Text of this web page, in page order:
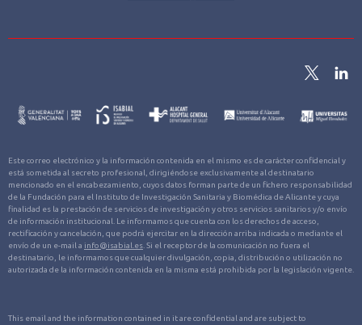
Este correo electrónico y la información contenida en el mismo es de carácter confidencial y
está sometida al secreto profesional, dirigiéndose exclusivamente al destinatario
mencionado en el encabezamiento, cuyos datos forman parte de un fichero responsabilidad
de la Fundación para el Instituto de Investigación Sanitaria y Biomédica de Alicante y cuya
finalidad es la prestación de servicios de investigación y otros servicios sanitarios y/o envío
de información institucional. Le informamos que cuenta con los derechos de acceso,
rectificación y cancelación, que podrá ejercitar en la dirección arriba indicada o mediante el
envío de un e-mail a info@isabial.es . Si el receptor de la comunicación no fuera el
destinatario, le informamos que cualquier divulgación, copia, distribución o utilización no
autorizada de la información contenida en la misma está prohibida por la legislación vigente.
This email and the information contained in it are confidential and are subject to